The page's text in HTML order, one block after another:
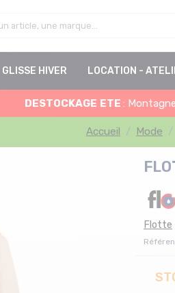
GLISSE HIVER LOCATION -
DESTOCKAGE ETE :
Accueil Mode
Flotte